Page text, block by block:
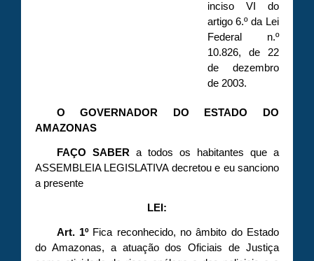
inciso VI do
artigo 6.º da Lei
Federal n.º
10.826, de 22
de dezembro
de 2003.
O GOVERNADOR DO ESTADO DO
AMAZONAS
FAÇO SABER a todos os habitantes que a
ASSEMBLEIA LEGISLATIVA decretou e eu sanciono
a presente
LEI:
Art. 1º Fica reconhecido, no âmbito do Estado
do Amazonas, a atuação dos Oficiais de Justiça